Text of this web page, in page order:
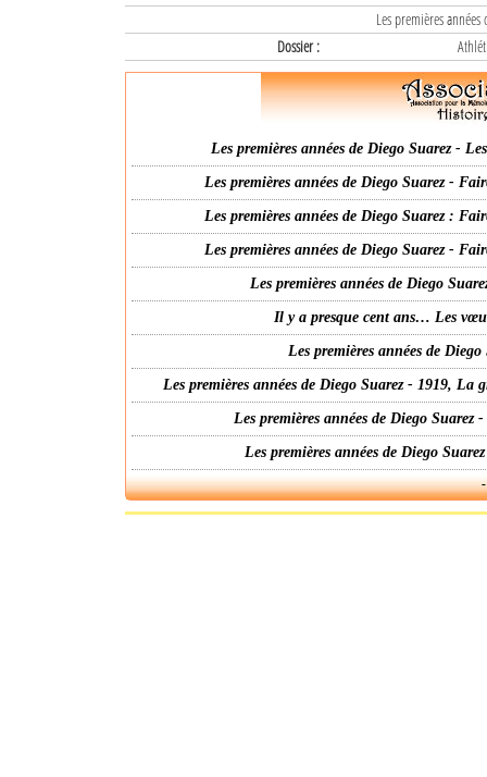
Les premières
Dossier :
Les premières années de Diego Suarez -
Les premières années de Diego Suarez -
Les premières années de Diego Suarez :
Les premières années de Diego Suarez -
Les premières années de Diego
Il y a presque cent ans… Les
Les premières années de
Les premières années de Diego Suarez - 1919,
Les premières années de Diego
Les premières années de Diego